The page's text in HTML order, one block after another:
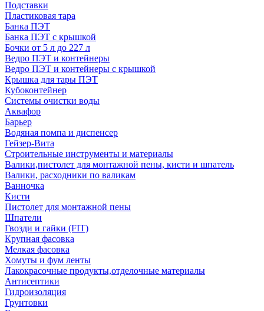
Подставки
Пластиковая тара
Банка ПЭТ
Банка ПЭТ с крышкой
Бочки от 5 л до 227 л
Ведро ПЭТ и контейнеры
Ведро ПЭТ и контейнеры с крышкой
Крышка для тары ПЭТ
Кубоконтейнер
Системы очистки воды
Аквафор
Барьер
Водяная помпа и диспенсер
Гейзер-Вита
Строительные инструменты и материалы
Валики,пистолет для монтажной пены, кисти и шпатель
Валики, расходники по валикам
Ванночка
Кисти
Пистолет для монтажной пены
Шпатели
Гвозди и гайки (FIT)
Крупная фасовка
Мелкая фасовка
Хомуты и фум ленты
Лакокрасочные продукты,отделочные материалы
Антисептики
Гидроизоляция
Грунтовки